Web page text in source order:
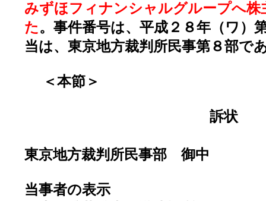
みずほフィナンシャルグループへ株
た。事件番号は、平成２８年（ワ）
当は、東京地方裁判所民事第８部で
＜本節＞
訴状
東京地方裁判所民事部 御中
当事者の表示